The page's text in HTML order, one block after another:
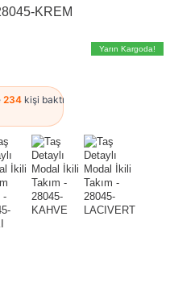
KREM
Yarın Kargoda!
234 kişi baktı